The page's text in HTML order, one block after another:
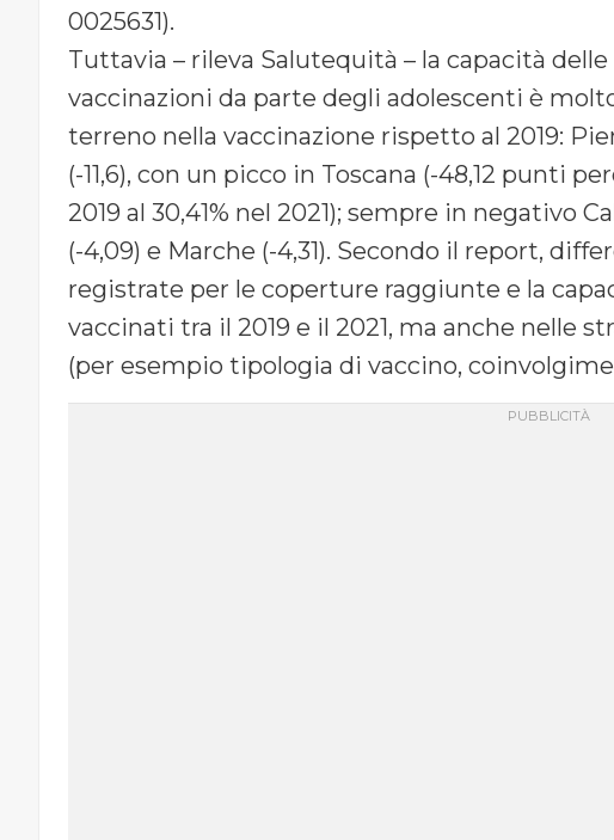
0025631).
Tuttavia – rileva Salutequità – la capacità
vaccinazioni da parte degli adolescenti è
terreno nella vaccinazione rispetto al 2019:
(-11,6), con un picco in Toscana (-48,12 punti
2019 al 30,41% nel 2021); sempre in negativo
(-4,09) e Marche (-4,31). Secondo il report,
registrate per le coperture raggiunte e la
vaccinati tra il 2019 e il 2021, ma anche nelle
(per esempio tipologia di vaccino,